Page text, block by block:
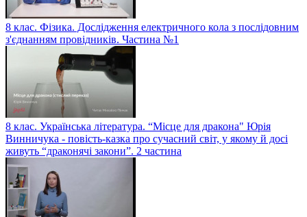
8 клас. Фізика. Дослідження електричного кола з послідовним
з'єднанням провідників. Частина №1
8 клас. Українська література. “Місце для дракона" Юрія
Винничука - повість-казка про сучасний світ, у якому й досі
живуть “драконячі закони”. 2 частина